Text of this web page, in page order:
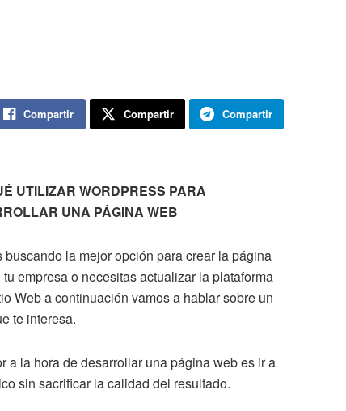
Compartir Compartir Compartir
UTILIZAR WORDPRESS PARA
UNA PÁGINA WEB
buscando la mejor opción para crear la página
tu empresa o necesitas actualizar la plataforma
Web a continuación vamos a hablar sobre un
te interesa.
a la hora de desarrollar una página web es ir a
sin sacrificar la calidad del resultado.